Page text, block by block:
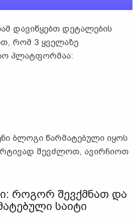
დავიწყებთ დეტალების
რომ 3 ყველაზე
პლატფორმაა:
ბლოგი წარმატებული იყოს
შევძლოთ, ავირჩიოთ
როგორ შევქმნათ და
საიტი